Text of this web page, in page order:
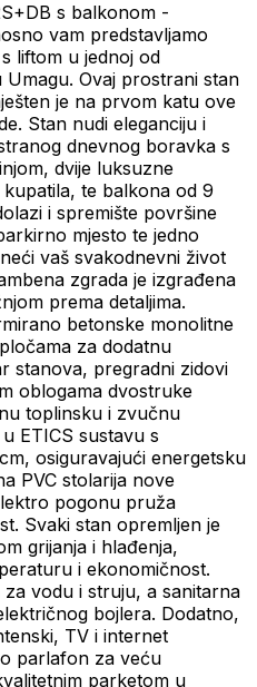
s balkonom -
vam predstavljamo
liftom u jednoj od
Ovaj prostrani stan
je na prvom katu ove
Stan nudi eleganciju i
dnevnog boravka s
dvije luksuzne
te balkona od 9
i spremište površine
mjesto te jedno
vaš svakodnevni život
zgrada je izgrađena
prema detaljima.
betonske monolitne
za dodatnu
stanova, pregradni zidovi
oblogama dvostruke
toplinsku i zvučnu
ETICS sustavu s
osiguravajući energetsku
PVC stolarija nove
pogonu pruža
Svaki stan opremljen je
grijanja i hlađenja,
i ekonomičnost.
vodu i struju, a sanitarna
bojlera. Dodatno,
TV i internet
parlafon za veću
parketom u